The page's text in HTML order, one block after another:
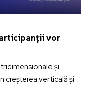
vor
și
creșterea verticală și